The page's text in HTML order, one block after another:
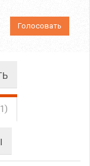
Голосовать